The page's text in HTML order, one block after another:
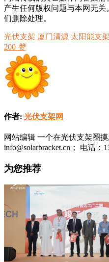
产生任何版权问题与本网无
们删除处理。
光伏支架 厦门清源 太阳能支架
200 赞
作者: 光伏支架网
网站编辑 一个在光伏支架圈
info@solarbracket.cn； 电话：
为您推荐